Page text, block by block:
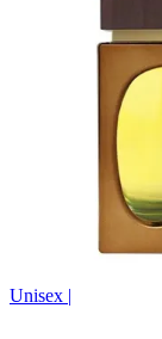
Unisex |